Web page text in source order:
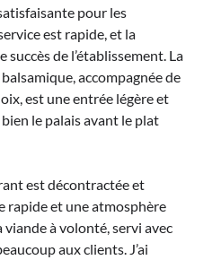
pour les
est rapide, et la
de l’établissement. La
accompagnée de
est une entrée légère et
le palais avant le plat
est décontractée et
rapide et une atmosphère
viande à volonté, servi avec
aux clients. J’ai